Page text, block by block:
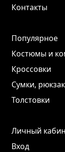
Контакты
Популярное
Костюмы и
Кроссовки
Сумки,
Толстовки
Личный
Вход